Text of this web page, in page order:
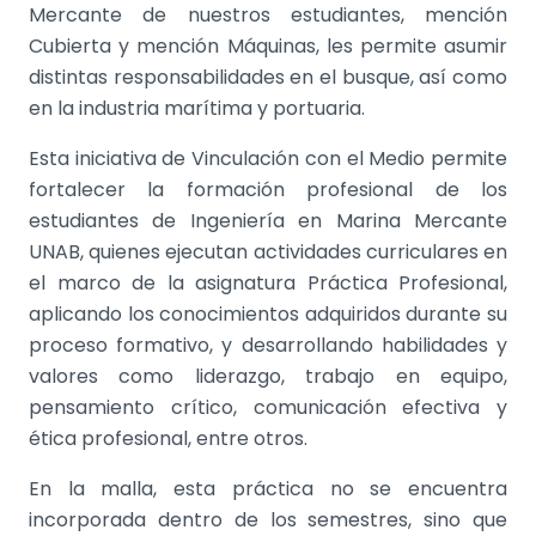
Mercante de nuestros estudiantes, mención
Cubierta y mención Máquinas, les permite asumir
distintas responsabilidades en el busque, así como
en la industria marítima y portuaria.
Esta iniciativa de Vinculación con el Medio permite
fortalecer la formación profesional de los
estudiantes de Ingeniería en Marina Mercante
UNAB, quienes ejecutan actividades curriculares en
el marco de la asignatura Práctica Profesional,
aplicando los conocimientos adquiridos durante su
proceso formativo, y desarrollando habilidades y
valores como liderazgo, trabajo en equipo,
pensamiento crítico, comunicación efectiva y
ética profesional, entre otros.
En la malla, esta práctica no se encuentra
incorporada dentro de los semestres, sino que